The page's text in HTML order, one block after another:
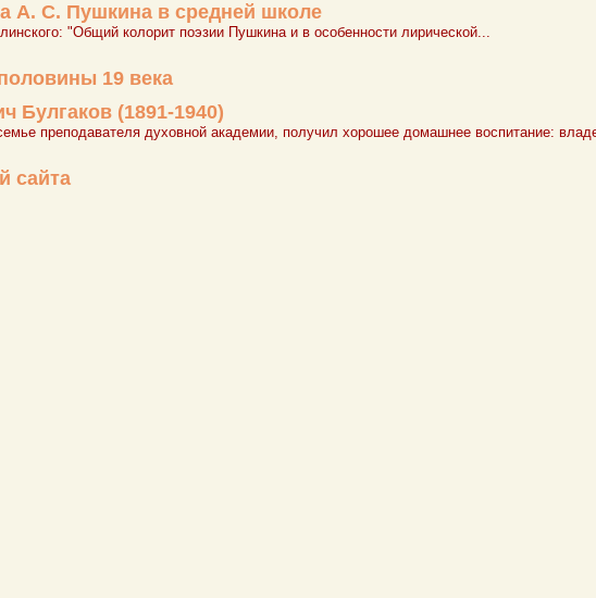
А. С. Пушкина в средней школе
"Общий колорит поэзии Пушкина и в особенности лирической...
19 века
Булгаков (1891-1940)
преподавателя духовной академии, получил хорошее домашнее воспитание:
сайта